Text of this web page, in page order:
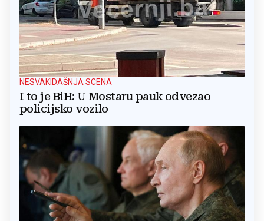
NESVAKIDAŠNJA SCENA
I to je BiH: U Mostaru pauk odvezao
policijsko vozilo